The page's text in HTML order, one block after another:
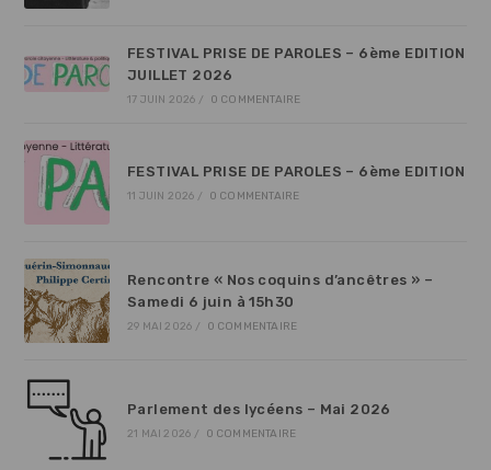
FESTIVAL PRISE DE PAROLES – 6ème EDITION
JUILLET 2026
17 JUIN 2026 / 0 COMMENTAIRE
FESTIVAL PRISE DE PAROLES – 6ème EDITION
11 JUIN 2026 / 0 COMMENTAIRE
Rencontre « Nos coquins d’ancêtres » –
Samedi 6 juin à 15h30
29 MAI 2026 / 0 COMMENTAIRE
Parlement des lycéens – Mai 2026
21 MAI 2026 / 0 COMMENTAIRE